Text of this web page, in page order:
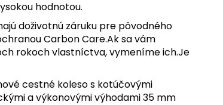
hodnotou.
doživotnú záruku pre pôvodného
Carbon Care.Ak sa vám
rokoch vlastníctva, vymeníme ich.Je
cestné koleso s kotúčovými
a výkonovými výhodami 35 mm